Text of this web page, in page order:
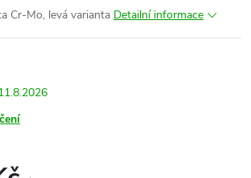
Cr-Mo, levá varianta Detailní informace